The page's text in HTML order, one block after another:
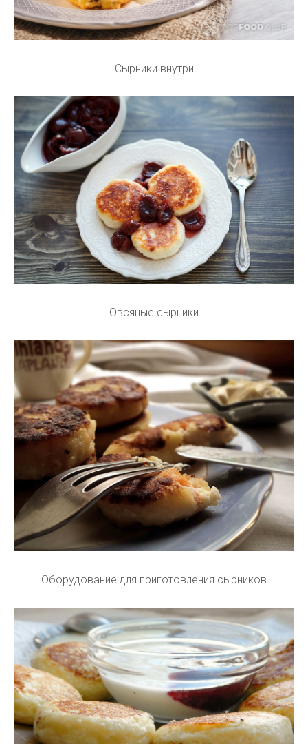
Сырники внутри
Овсяные сырники
Оборудование для приготовления сырников